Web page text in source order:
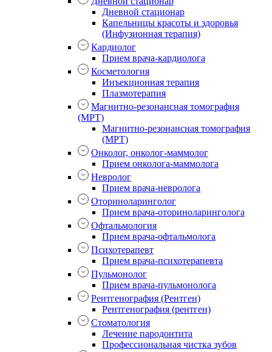
Дневной стационар
Капельницы красоты и здоровья
(Инфузионная терапия)
Кардиолог
Прием врача-кардиолога
Косметология
Инъекционная терапия
Плазмотерапия
Магнитно-резонансная томография
(МРТ)
Магнитно-резонансная томография
(МРТ)
Онколог, онколог-маммолог
Прием онколога-маммолога
Невролог
Прием врача-невролога
Оториноларинголог
Прием врача-оториноларинголога
Офтальмология
Прием врача-офтальмолога
Психотерапевт
Прием врача-психотерапевта
Пульмонолог
Прием врача-пульмонолога
Рентгенография (Рентген)
Рентгенография (рентген)
Стоматология
Лечение пародонтита
Профессиональная чистка зубов